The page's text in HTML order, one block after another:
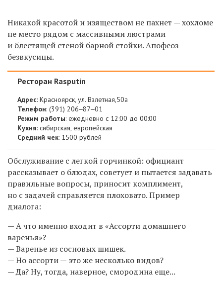
Никакой красотой и изяществом не пахнет — хохломе
не место рядом с массивными люстрами
и блестящей стеной барной стойки. Апофеоз
безвкусицы.
Ресторан Rasputin
Адрес: Красноярск, ул. Взлетная,50а
Телефон: (391) 206‒87‒01
Режим работы: ежедневно с 12:00 до 00:00
Кухня: сибирская, европейская
Средний чек: 1500 рублей
Обслуживание с легкой горчинкой: официант
рассказывает о блюдах, советует и пытается задавать
правильные вопросы, приносит комплимент,
но с задачей справляется плоховато. Пример
диалога:
— А что именно входит в «Ассорти домашнего
варенья»?
— Варенье из сосновых шишек.
— Но ассорти — это же несколько видов?
— Да? Ну, тогда, наверное, смородина еще...